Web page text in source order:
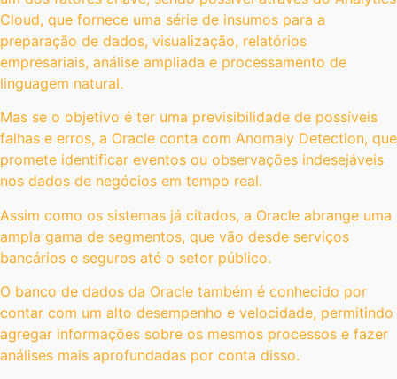
Cloud, que fornece uma série de insumos para a
preparação de dados, visualização, relatórios
empresariais, análise ampliada e processamento de
linguagem natural.
Mas se o objetivo é ter uma previsibilidade de possíveis
falhas e erros, a Oracle conta com Anomaly Detection, que
promete identificar eventos ou observações indesejáveis
nos dados de negócios em tempo real.
Assim como os sistemas já citados, a Oracle abrange uma
ampla gama de segmentos, que vão desde serviços
bancários e seguros até o setor público.
O banco de dados da Oracle também é conhecido por
contar com um alto desempenho e velocidade, permitindo
agregar informações sobre os mesmos processos e fazer
análises mais aprofundadas por conta disso.